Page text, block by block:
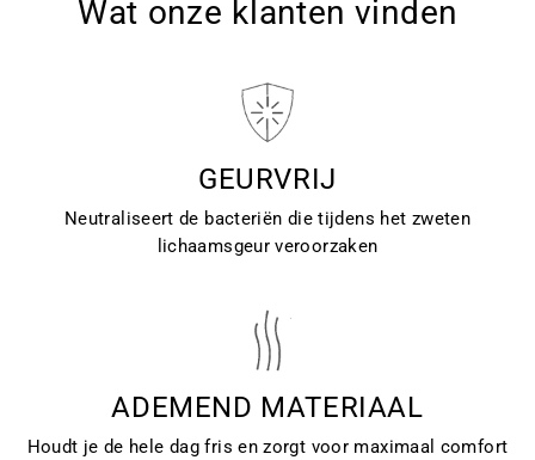
Wat onze klanten vinden
GEURVRIJ
Neutraliseert de bacteriën die tijdens het zweten
lichaamsgeur veroorzaken
ADEMEND MATERIAAL
Houdt je de hele dag fris en zorgt voor maximaal comfort